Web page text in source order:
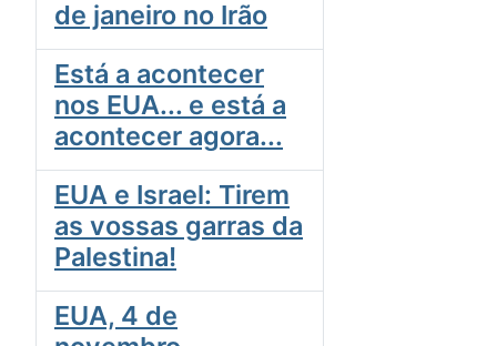
de janeiro no Irão
Está a acontecer
nos EUA... e está a
acontecer agora...
EUA e Israel: Tirem
as vossas garras da
Palestina!
EUA, 4 de